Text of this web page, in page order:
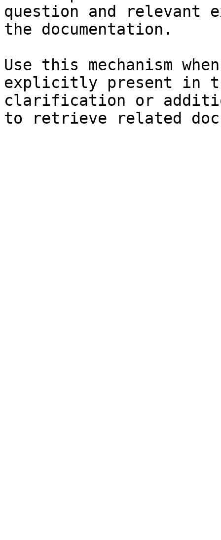
question and relevant
the documentation.
Use this mechanism
explicitly present in
clarification or